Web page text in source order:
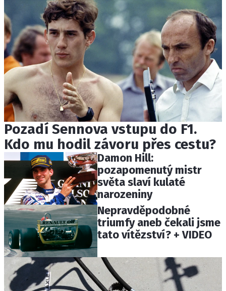
Pozadí Sennova vstupu do F1.
Kdo mu hodil závoru přes cestu?
Damon Hill:
pozapomenutý mistr
světa slaví kulaté
narozeniny
Nepravděpodobné
triumfy aneb čekali jsme
tato vítězství? + VIDEO